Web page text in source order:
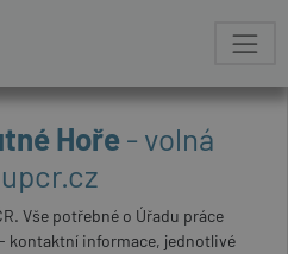
Hoře - volná
Vše potřebné o Úřadu práce
kontaktní informace, jednotlivé